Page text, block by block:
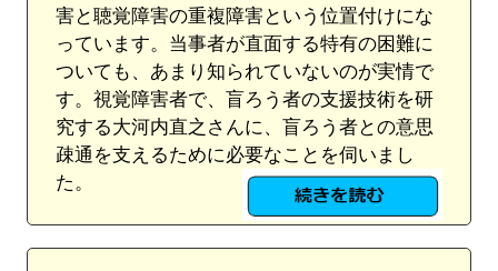
害と聴覚障害の重複障害という位置付けにな
っています。当事者が直面する特有の困難に
ついても、あまり知られていないのが実情で
す。視覚障害者で、盲ろう者の支援技術を研
究する大河内直之さんに、盲ろう者との意思
疎通を支えるために必要なことを伺いまし
た。